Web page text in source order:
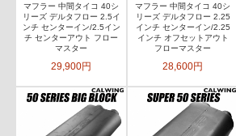
マフラー 中間タイコ 40シ
リーズ デルタフロー 2.5イ
ンチ センターイン/2.5イン
チ センターアウト フロー
マスター
29,900円
マフラー 中間タイコ 40シ
リーズ デルタフロー 2.25
インチ センターイン/2.25
インチ オフセットアウト
フローマスター
28,600円